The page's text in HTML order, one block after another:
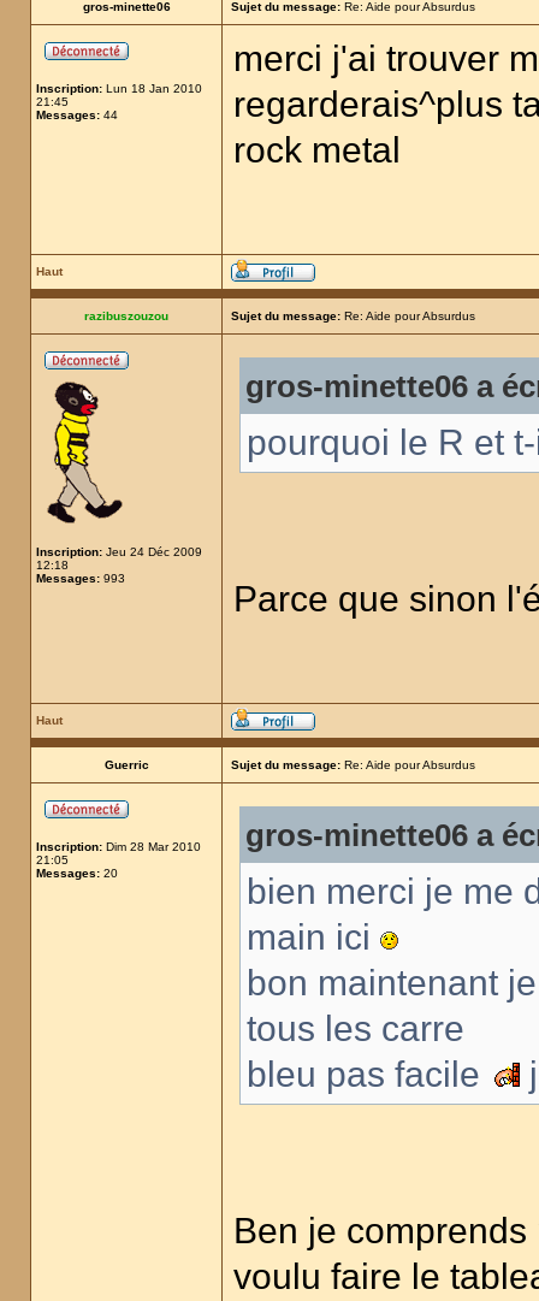
gros-minette06 Sujet du message: Re: Aide pour Absurdus
Inscription: Lun 18 Jan 2010
21:45
Messages: 44
merci j'ai trouver
regarderais^plus
rock metal
Haut
razibuszouzou Sujet du message: Re: Aide pour Absurdus
Inscription: Jeu 24 Déc 2009
12:18
Messages: 993
gros-minette06 a
pourquoi le R et
Parce que sinon
Haut
Guerric Sujet du message: Re: Aide pour Absurdus
Inscription: Dim 28 Mar 2010
21:05
Messages: 20
gros-minette06 a
bien merci je me
main ici
bon maintenant
tous les carre
bleu pas facile
Ben je
voulu faire le